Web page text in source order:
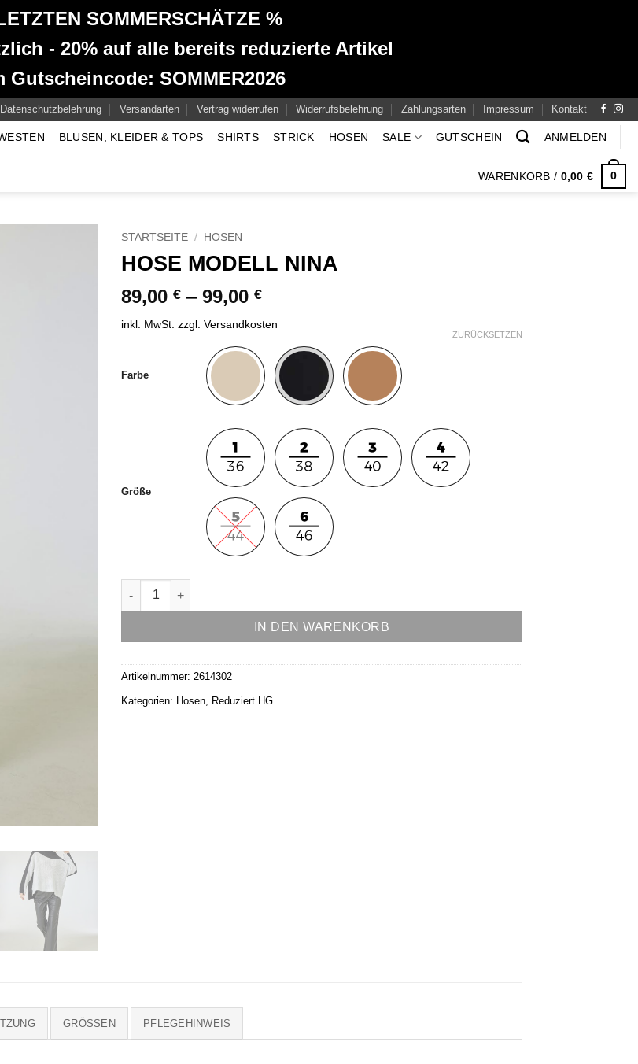
SOMMERSCHÄTZE %
- 20% auf alle bereits reduzierte Artikel
Gutscheincode: SOMMER2026
Datenschutzbelehrung Versandarten Vertrag widerrufen Widerrufsbelehrung Zahlungsarten Impressum Kontakt
BLUSEN, KLEIDER & TOPS SHIRTS STRICK HOSEN SALE GUTSCHEIN ANMELDEN
WARENKORB / 0,00€ 0
STARTSEITE / HOSEN
HOSE MODELL NINA
89,00 € – 99,00 €
inkl. MwSt. zzgl. Versandkosten
Farbe
Größe
ZURÜCKSETZEN
Hose Modell Nina Menge
IN DEN WARENKORB
Artikelnummer: 2614302
Kategorien: Hosen, Reduziert HG
GRÖSSEN PFLEGEHINWEIS